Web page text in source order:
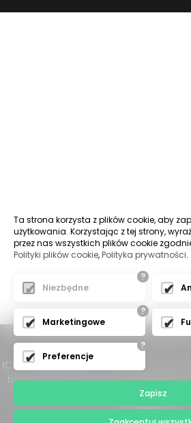
(C) 2025 Kominki Piotr - Wszelkie Prawa
budowa kominków Bielsko-Biała,
Wisła
Ta strona korzysta z plików cookie, aby
użytkowania. Korzystając z tej strony,
przez nas wszystkich plików cookie
Polityki plików cookie,Polityka prywatności.
?
Niezbędne
?
Marketingowe
?
Preferencje
Zapisz